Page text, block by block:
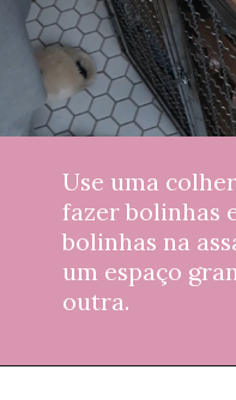
Use uma
fazer bolinhas
bolinhas na
um espaço
outra.